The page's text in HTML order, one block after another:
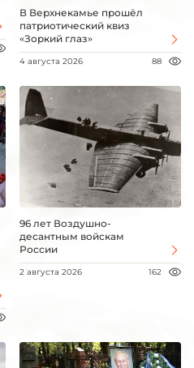
В Верхнекамье прошёл
патриотический квиз
«Зоркий глаз»
4 августа 2026 88
96 лет Воздушно-
десантным войскам
России
2 августа 2026 162